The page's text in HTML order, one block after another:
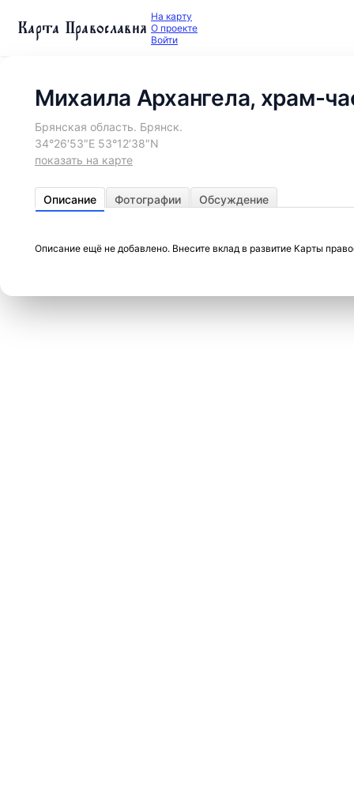
Карта Православия На карту
О проекте
Войти
Михаила Архангела, храм-
Брянская область. Брянск.
34°26′53″E 53°12′38″N
показать на карте
Описание Фотографии Обсуждение
Описание ещё не добавлено. Внесите вклад в развитие Карты